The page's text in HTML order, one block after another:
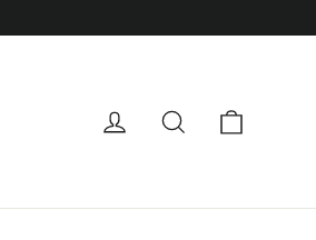
compterecherche